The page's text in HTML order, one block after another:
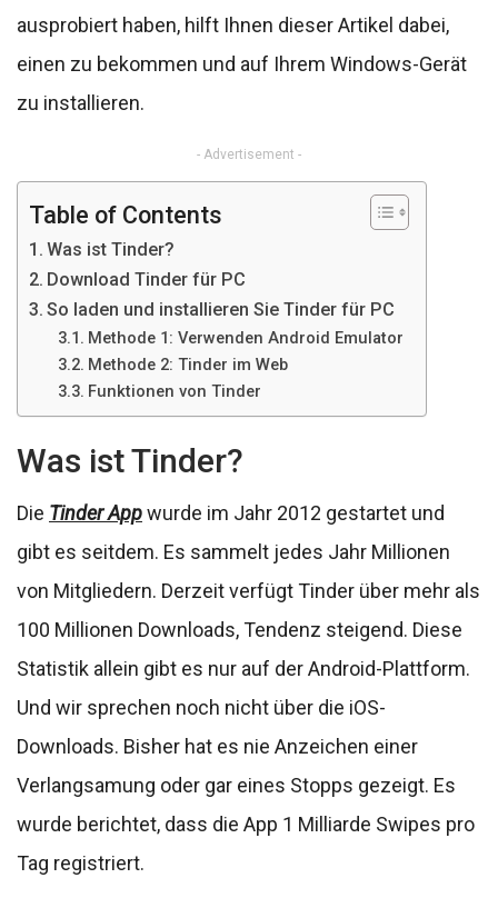
ausprobiert haben, hilft Ihnen dieser Artikel dabei,
einen zu bekommen und auf Ihrem Windows-Gerät
zu installieren.
- Advertisement -
Table of Contents
Was ist Tinder?
Download Tinder für PC
So laden und installieren Sie Tinder für PC
Methode 1: Verwenden Android Emulator
Methode 2: Tinder im Web
Funktionen von Tinder
Was ist Tinder?
Die Tinder Appwurde im Jahr 2012 gestartet und
gibt es seitdem. Es sammelt jedes Jahr Millionen
von Mitgliedern. Derzeit verfügt Tinder über mehr als
100 Millionen Downloads, Tendenz steigend. Diese
Statistik allein gibt es nur auf der Android-Plattform.
Und wir sprechen noch nicht über die iOS-
Downloads. Bisher hat es nie Anzeichen einer
Verlangsamung oder gar eines Stopps gezeigt. Es
wurde berichtet, dass die App 1 Milliarde Swipes pro
Tag registriert.